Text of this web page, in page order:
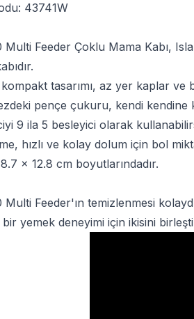
43741W
Multi Feeder Çoklu Mama Kabı,
tasarımı, az yer kaplar
pençe çukuru, kendi kendine
9 ila 5 besleyici olarak
hızlı ve kolay dolum için bol
x 12.8 cm boyutlarındadır.
Multi Feeder'ın temizlenmesi
bir yemek deneyimi için ikisini